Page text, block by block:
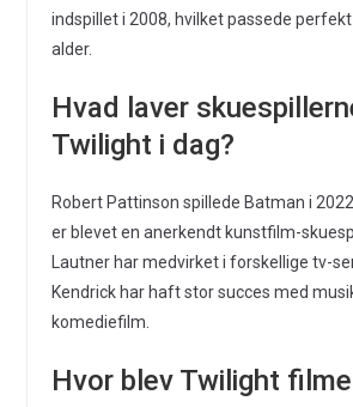
indspillet i 2008, hvilket passede
alder.
Hvad laver
Twilight i dag?
Robert Pattinson spillede Batman i
er blevet en anerkendt kunstfilm-
Lautner har medvirket i forskellige tv-
Kendrick har haft stor succes med
komediefilm.
Hvor blev Twilight